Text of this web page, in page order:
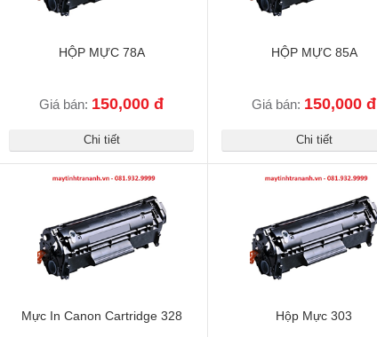
HỘP MỰC 78A
Giá bán: 150,000 đ
Chi tiết
HỘP MỰC 85A
Giá bán: 150,000 đ
Chi tiết
Mực In Canon Cartridge 328 Hộp Mực 303